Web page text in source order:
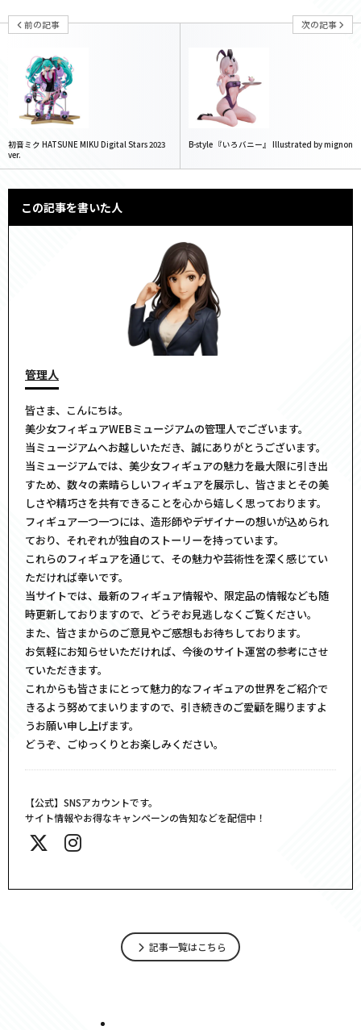
前の記事
初音ミク HATSUNE MIKU Digital Stars 2023
ver.
次の記事
B-style 『いろバニー』 Illustrated by mignon
この記事を書いた人
管理人
皆さま、こんにちは。
美少女フィギュアWEBミュージアムの管理人でございます。
当ミュージアムへお越しいただき、誠にありがとうございます。
当ミュージアムでは、美少女フィギュアの魅力を最大限に引き出
すため、数々の素晴らしいフィギュアを展示し、皆さまとその美
しさや精巧さを共有できることを心から嬉しく思っております。
フィギュア一つ一つには、造形師やデザイナーの想いが込められ
ており、それぞれが独自のストーリーを持っています。
これらのフィギュアを通じて、その魅力や芸術性を深く感じてい
ただければ幸いです。
当サイトでは、最新のフィギュア情報や、限定品の情報なども随
時更新しておりますので、どうぞお見逃しなくご覧ください。
また、皆さまからのご意見やご感想もお待ちしております。
お気軽にお知らせいただければ、今後のサイト運営の参考にさせ
ていただきます。
これからも皆さまにとって魅力的なフィギュアの世界をご紹介で
きるよう努めてまいりますので、引き続きのご愛顧を賜りますよ
うお願い申し上げます。
どうぞ、ごゆっくりとお楽しみください。
【公式】SNSアカウントです。
サイト情報やお得なキャンペーンの告知などを配信中！
記事一覧はこちら